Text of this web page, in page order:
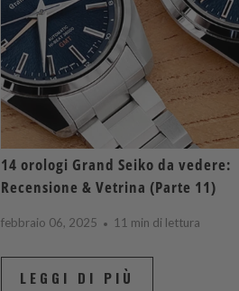
14 orologi Grand Seiko da vedere:
Recensione & Vetrina (Parte 11)
febbraio 06, 2025 11 min di lettura
LEGGI DI PIÙ